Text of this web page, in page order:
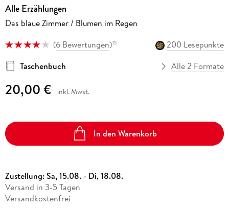
Alle Erzählungen
Das blaue Zimmer / Blumen im Regen
(6 Bewertungen)15
200 Lesepunkte
Taschenbuch
Alle 2 Formate
20,00 € inkl. Mwst.
In den Warenkorb
Zustellung:Sa, 15.08. - Di, 18.08.
Versand in 3-5 Tagen
Versandkostenfrei